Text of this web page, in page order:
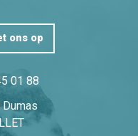
ons op
01 88